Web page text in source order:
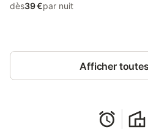
dès39 €par nuit
Afficher